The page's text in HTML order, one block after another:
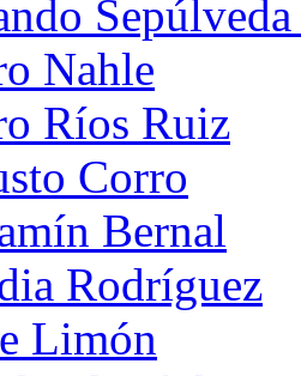
Nahle
Ríos Ruiz
Corro
Bernal
Rodríguez
Limón